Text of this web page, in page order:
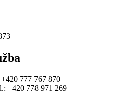
777 767 870
+420 778 971 269